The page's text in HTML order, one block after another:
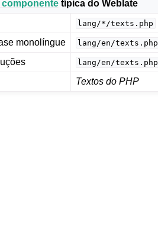
típica do Weblate
lang/*/texts.php
monolíngue lang/en/texts.php
lang/en/texts.php
Textos do PHP